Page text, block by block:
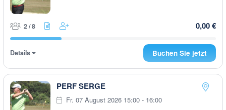
2 / 8 0,00 €
Details Buchen Sie jetzt
PERF SERGE
Fr. 07 August 2026 15:00 - 16:00